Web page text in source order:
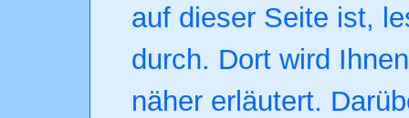
auf dieser Seite ist,
durch. Dort wird
näher erläutert.